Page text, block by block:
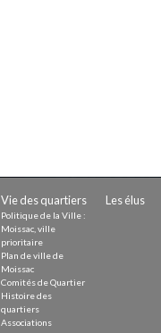
Vie des quartiers
Politique de la Ville :
Moissac, ville
prioritaire
Plan de ville de
Moissac
Comités de Quartier
Histoire des
quartiers
Associations
Les élus